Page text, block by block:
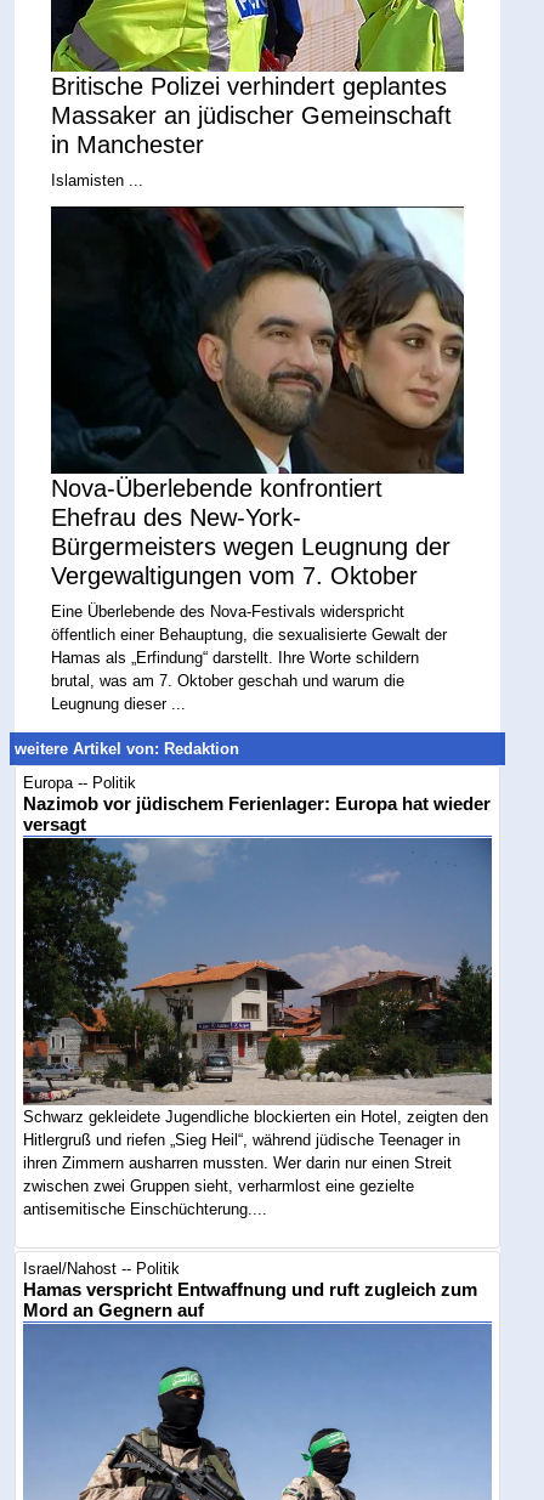
Britische Polizei verhindert geplantes
Massaker an jüdischer Gemeinschaft
in Manchester
Islamisten ...
Nova-Überlebende konfrontiert
Ehefrau des New-York-
Bürgermeisters wegen Leugnung der
Vergewaltigungen vom 7. Oktober
Eine Überlebende des Nova-Festivals widerspricht
öffentlich einer Behauptung, die sexualisierte Gewalt der
Hamas als „Erfindung“ darstellt. Ihre Worte schildern
brutal, was am 7. Oktober geschah und warum die
Leugnung dieser ...
weitere Artikel von: Redaktion
Europa -- Politik
Nazimob vor jüdischem Ferienlager: Europa hat wieder
versagt
Schwarz gekleidete Jugendliche blockierten ein Hotel, zeigten den
Hitlergruß und riefen „Sieg Heil“, während jüdische Teenager in
ihren Zimmern ausharren mussten. Wer darin nur einen Streit
zwischen zwei Gruppen sieht, verharmlost eine gezielte
antisemitische Einschüchterung....
Israel/Nahost -- Politik
Hamas verspricht Entwaffnung und ruft zugleich zum
Mord an Gegnern auf